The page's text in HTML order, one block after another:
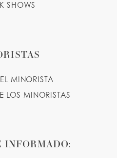
SHOWS
MINORISTA
LOS MINORISTAS
INFORMADO: